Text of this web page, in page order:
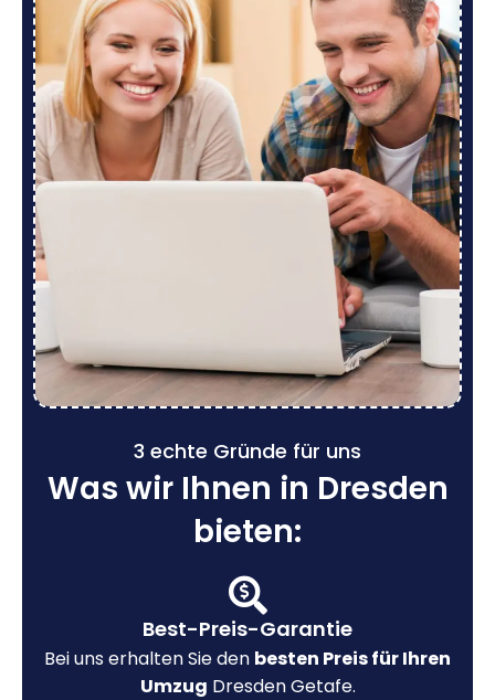
3 echte Gründe für uns
Was wir Ihnen in Dresden
bieten:
Best-Preis-Garantie
Bei uns erhalten Sie den besten Preis für Ihren
Umzug Dresden Getafe.